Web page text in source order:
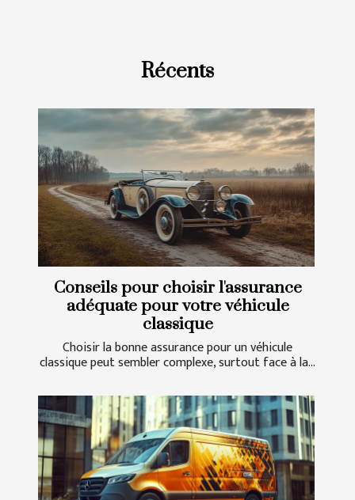
Récents
Conseils pour choisir l'assurance
adéquate pour votre véhicule
classique
Choisir la bonne assurance pour un véhicule
classique peut sembler complexe, surtout face à la...